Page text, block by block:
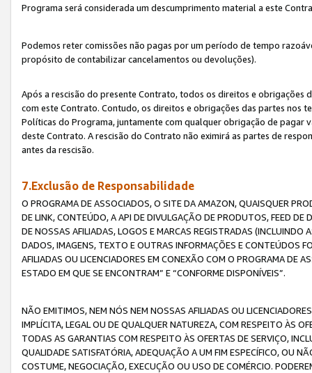
Programa será considerada um descumprimento material a este
Podemos reter comissões não pagas por um período de tempo
propósito de contabilizar cancelamentos ou devoluções).
Após a rescisão do presente Contrato, todos os direitos e obrigações
com este Contrato. Contudo, os direitos e obrigações das partes nos
Políticas do Programa, juntamente com qualquer obrigação de
deste Contrato. A rescisão do Contrato não eximirá as partes de
antes da rescisão.
7.Exclusão de Responsabilidade
O PROGRAMA DE ASSOCIADOS, O SITE DA AMAZON, QUAISQUER
DE LINK, CONTEÚDO, A API DE DIVULGAÇÃO DE PRODUTOS, FEED
DE NOSSAS AFILIADAS, LOGOS E MARCAS REGISTRADAS
DADOS, IMAGENS, TEXTO E OUTRAS INFORMAÇÕES E CONTEÚDOS
AFILIADAS OU LICENCIADORES EM CONEXÃO COM O PROGRAMA DE
ESTADO EM QUE SE ENCONTRAM” E “CONFORME DISPONÍVEIS”.
NÃO EMITIMOS, NEM NÓS NEM NOSSAS AFILIADAS OU
IMPLÍCITA, LEGAL OU DE QUALQUER NATUREZA, COM RESPEITO ÀS
TODAS AS GARANTIAS COM RESPEITO ÀS OFERTAS DE SERVIÇO,
QUALIDADE SATISFATÓRIA, ADEQUAÇÃO A UM FIM ESPECÍFICO, OU
COSTUME, NEGOCIAÇÃO, EXECUÇÃO OU USO DE COMÉRCIO.